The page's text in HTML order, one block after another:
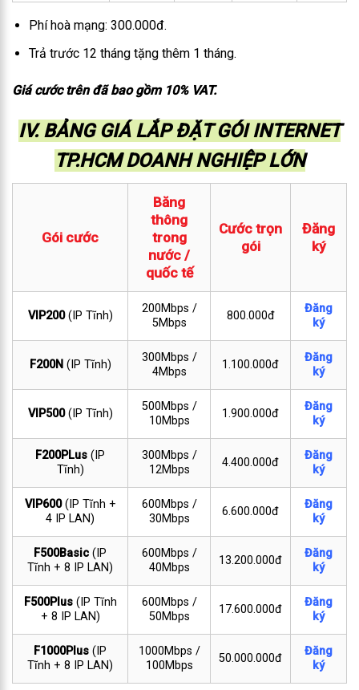
Phí hoà mạng: 300.000đ.
Trả trước 12 tháng tặng thêm 1 tháng.
Giá cước trên đã bao gồm 10% VAT.
IV. BẢNG GIÁ LẮP ĐẶT GÓI INTERNET
TP.HCM DOANH NGHIỆP LỚN
Gói cước
Băng
thông
trong
nước /
quốc tế
Cước trọn
gói
Đăng
ký
VIP200(IP Tĩnh)
200Mbps /
5Mbps
800.000đ
Đăng
ký
F200N (IP Tĩnh)
300Mbps /
4Mbps
1.100.000đ
Đăng
ký
VIP500(IP Tĩnh)
500Mbps /
10Mbps
1.900.000đ
Đăng
ký
F200PLus (IP
Tĩnh)
300Mbps /
12Mbps
4.400.000đ
Đăng
ký
VIP600(IP Tĩnh +
4 IP LAN)
600Mbps /
30Mbps
6.600.000đ
Đăng
ký
F500Basic (IP
Tĩnh + 8 IP LAN)
600Mbps /
40Mbps
13.200.000đ
Đăng
ký
F500Plus(IP Tĩnh
+ 8 IP LAN)
600Mbps /
50Mbps
17.600.000đ
Đăng
ký
F1000Plus (IP
Tĩnh + 8 IP LAN)
1000Mbps /
100Mbps
50.000.000đ
Đăng
ký